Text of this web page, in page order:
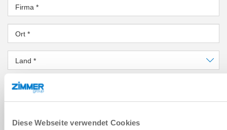
Diese Webseite verwendet Cookies
Firma *
Ort *
Land *
PLZ*